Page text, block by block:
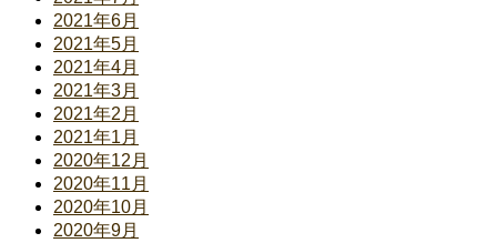
2021年6月
2021年5月
2021年4月
2021年3月
2021年2月
2021年1月
2020年12月
2020年11月
2020年10月
2020年9月